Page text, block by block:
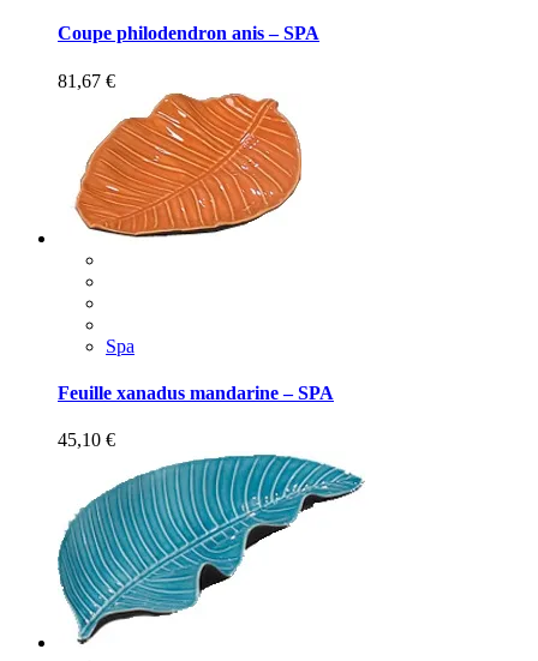
Coupe philodendron anis – SPA
81,67 €
Spa
Feuille xanadus mandarine – SPA
45,10 €